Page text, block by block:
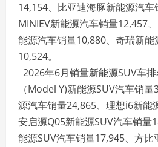
14,154、比亚迪海豚新能源汽
MINIEV新能源汽车销量12,457
能源汽车销量10,880、奇瑞新能
10,524。
2026年6月销量新能源SUV车
（Model Y)新能源SUV汽车销
源汽车销量24,865、理想i6新能
安启源Q05新能源SUV汽车销量
能源SUV汽车销量17,945、方